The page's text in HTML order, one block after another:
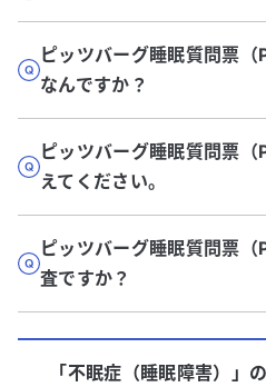
ピッツバーグ睡眠質問票
なんですか？
ピッツバーグ睡眠質問票
えてください。
ピッツバーグ睡眠質問票
査ですか？
「不眠症（睡眠障害）」